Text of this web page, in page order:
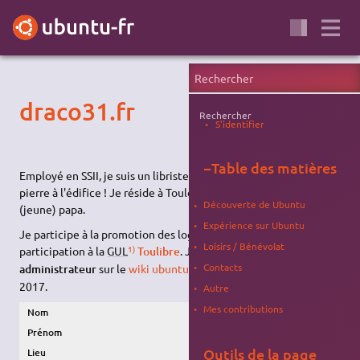
draco31.fr
Employé en SSII, je suis un libriste qui souhaite apporter sa
pierre à l'édifice ! Je réside à Toulouse, je suis marié et heureux
(jeune) papa.
Je participe à la promotion des logiciels libres via ma
participation à laGUL 1) Toulibre. J'ai également été
administrateursur lewiki ubuntu-fr 2)depuis Avril 2010 à Aoüt
2017.
Nom draco31.fr
Prénom
Lieu Toulouse (31)
Rechercher
S'identifier
−Table des matières
Découverte de Ubuntu
Expérience sur Ubuntu
Loisirs / Bénévolat
Contacts
Autre
Mes contributions
Outils de la page